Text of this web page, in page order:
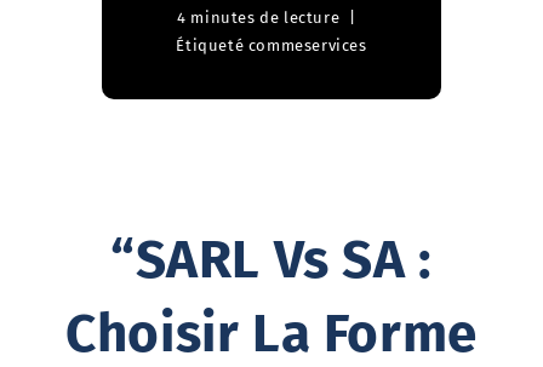
4 minutes de lecture
Étiqueté commeservices
“SARL Vs SA :
Choisir La Forme